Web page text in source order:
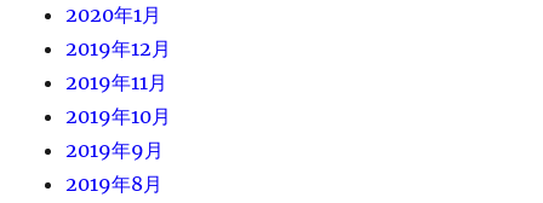
2020年1月
2019年12月
2019年11月
2019年10月
2019年9月
2019年8月